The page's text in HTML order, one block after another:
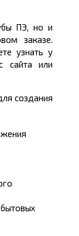
ПЭ, но и
заказе.
узнать у
сайта или
создания